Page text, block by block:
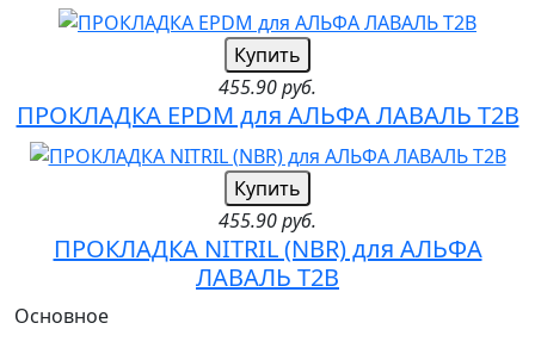
Купить
455.90 руб.
ПРОКЛАДКА EPDM для АЛЬФА ЛАВАЛЬ T2B
Купить
455.90 руб.
ПРОКЛАДКА NITRIL (NBR) для АЛЬФА
ЛАВАЛЬ T2B
Основное